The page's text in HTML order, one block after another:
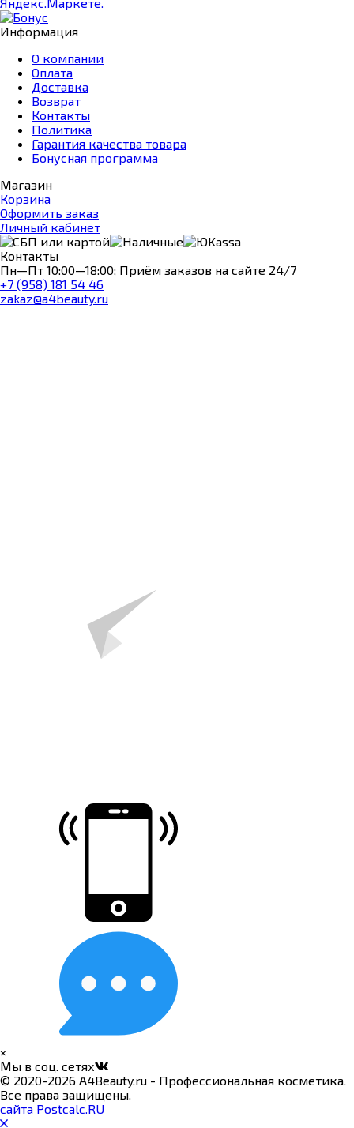
Информация
О компании
Оплата
Доставка
Возврат
Контакты
Политика
Гарантия качества товара
Бонусная программа
Магазин
Корзина
Оформить заказ
Личный кабинет
Контакты
Пн—Пт 10:00—18:00; Приём заказов на сайте 24/7
+7 (958) 181 54 46
zakaz@a4beauty.ru
×
Мы в соц. сетях
© 2020-2026 A4Beauty.ru - Профессиональная косметика.
Все права защищены.
сайта Postcalc.RU